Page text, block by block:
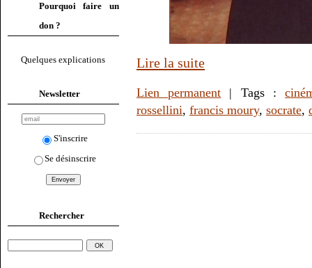
Pourquoi faire un
don ?
Quelques explications
Newsletter
S'inscrire
Se désinscrire
Rechercher
Lire la suite
Lien permanent | Tags :
rossellini, francis moury, socrate,